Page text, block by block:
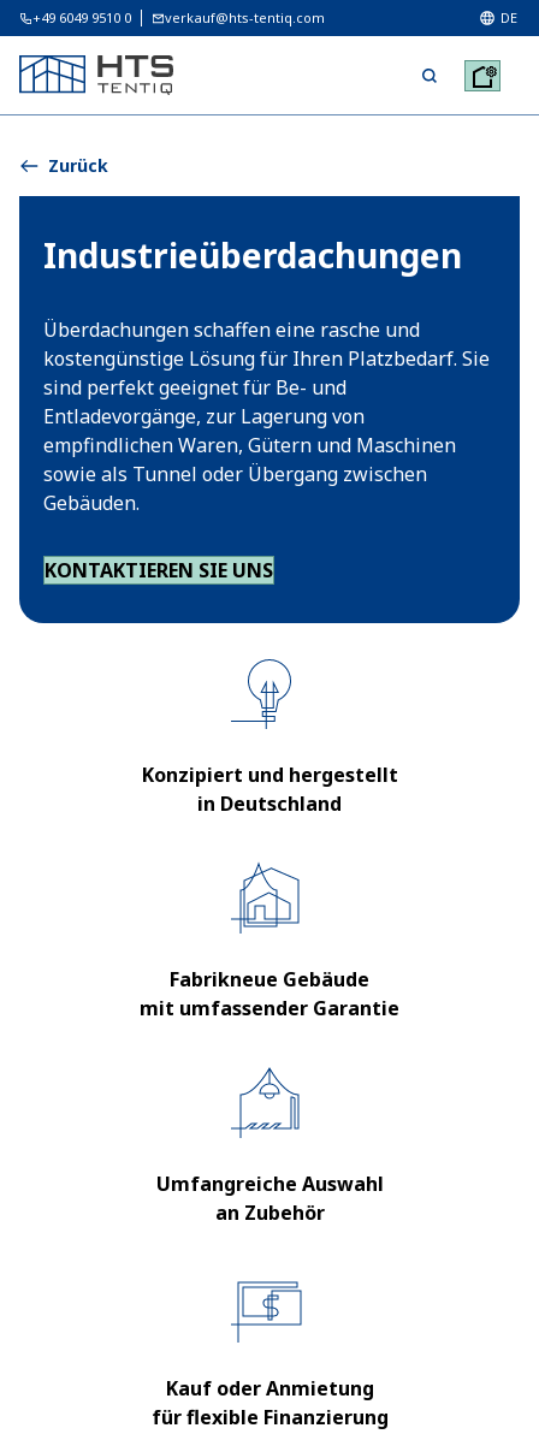
+49 6049 9510 0 verkauf@hts-tentiq.com DE
Zurück
Industrieüberdachungen
Überdachungen schaffen eine rasche und
kostengünstige Lösung für Ihren Platzbedarf. Sie
sind perfekt geeignet für Be- und
Entladevorgänge, zur Lagerung von
empfindlichen Waren, Gütern und Maschinen
sowie als Tunnel oder Übergang zwischen
Gebäuden.
KONTAKTIEREN SIE UNS
Konzipiert und hergestellt
in Deutschland
Fabrikneue Gebäude
mit umfassender Garantie
Umfangreiche Auswahl
an Zubehör
Kauf oder Anmietung
für flexible Finanzierung